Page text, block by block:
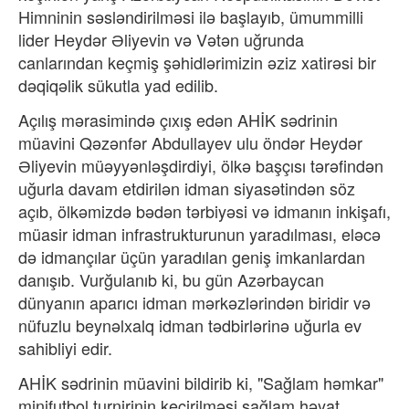
Himninin səsləndirilməsi ilə başlayıb, ümummilli
lider Heydər Əliyevin və Vətən uğrunda
canlarından keçmiş şəhidlərimizin əziz xatirəsi bir
dəqiqəlik sükutla yad edilib.
Açılış mərasimində çıxış edən AHİK sədrinin
müavini Qəzənfər Abdullayev ulu öndər Heydər
Əliyevin müəyyənləşdirdiyi, ölkə başçısı tərəfindən
uğurla davam etdirilən idman siyasətindən söz
açıb, ölkəmizdə bədən tərbiyəsi və idmanın inkişafı,
müasir idman infrastrukturunun yaradılması, eləcə
də idmançılar üçün yaradılan geniş imkanlardan
danışıb. Vurğulanıb ki, bu gün Azərbaycan
dünyanın aparıcı idman mərkəzlərindən biridir və
nüfuzlu beynəlxalq idman tədbirlərinə uğurla ev
sahibliyi edir.
AHİK sədrinin müavini bildirib ki, "Sağlam həmkar"